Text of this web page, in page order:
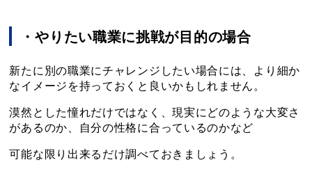
・やりたい職業に挑戦が目的の場合
新たに別の職業にチャレンジしたい場合には、より細か
なイメージを持っておくと良いかもしれません。
漠然とした憧れだけではなく、現実にどのような大変さ
があるのか、自分の性格に合っているのかなど
可能な限り出来るだけ調べておきましょう。